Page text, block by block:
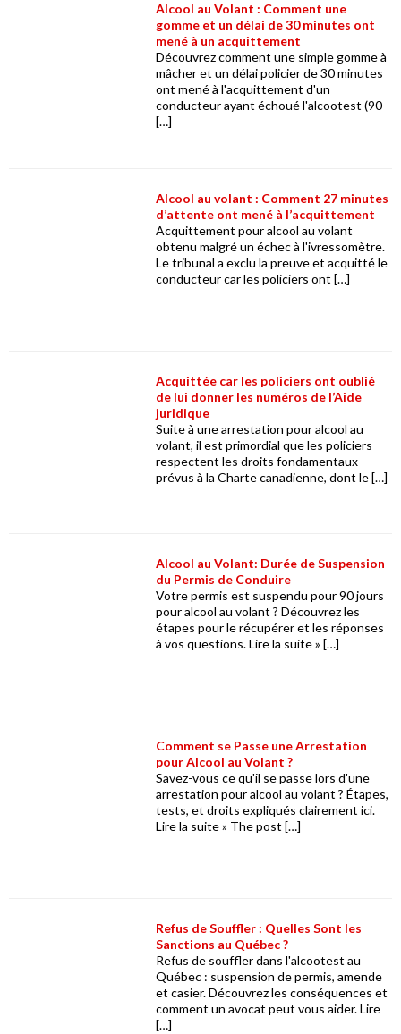
Alcool au Volant : Comment une
gomme et un délai de 30 minutes ont
mené à un acquittement
Découvrez comment une simple gomme à
mâcher et un délai policier de 30 minutes
ont mené à l'acquittement d'un
conducteur ayant échoué l'alcootest (90
[…]
Alcool au volant : Comment 27 minutes
d’attente ont mené à l’acquittement
Acquittement pour alcool au volant
obtenu malgré un échec à l'ivressomètre.
Le tribunal a exclu la preuve et acquitté le
conducteur car les policiers ont […]
Acquittée car les policiers ont oublié
de lui donner les numéros de l’Aide
juridique
Suite à une arrestation pour alcool au
volant, il est primordial que les policiers
respectent les droits fondamentaux
prévus à la Charte canadienne, dont le […]
Alcool au Volant: Durée de Suspension
du Permis de Conduire
Votre permis est suspendu pour 90 jours
pour alcool au volant ? Découvrez les
étapes pour le récupérer et les réponses
à vos questions. Lire la suite » […]
Comment se Passe une Arrestation
pour Alcool au Volant ?
Savez-vous ce qu'il se passe lors d'une
arrestation pour alcool au volant ? Étapes,
tests, et droits expliqués clairement ici.
Lire la suite » The post […]
Refus de Souffler : Quelles Sont les
Sanctions au Québec ?
Refus de souffler dans l'alcootest au
Québec : suspension de permis, amende
et casier. Découvrez les conséquences et
comment un avocat peut vous aider. Lire
[…]